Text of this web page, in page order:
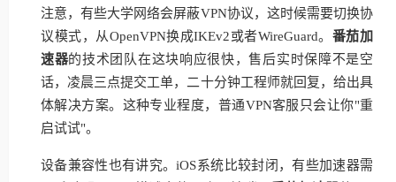
注意，有些大学网络会屏蔽VPN协议，这时候需要切换协
议模式，从OpenVPN换成IKEv2或者WireGuard。 番茄加
速器的技术团队在这块响应很快，售后实时保障不是空
话，凌晨三点提交工单，二十分钟工程师就回复，给出具
体解决方案。这种专业程度，普通VPN客服只会让你"重
启试试"。
设备兼容性也有讲究。iOS系统比较封闭，有些加速器需